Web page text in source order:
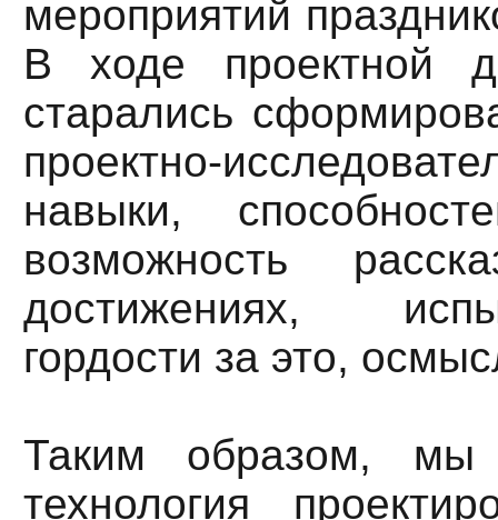
мероприятий
В ходе проектной
старались
проектно-
навыки,
возможность
достижениях,
гордости за это,
Таким образом, мы
технология